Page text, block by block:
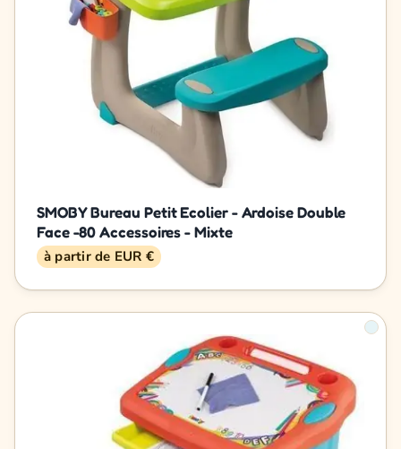
SMOBY Bureau Petit Ecolier - Ardoise Double
Face -80 Accessoires - Mixte
à partir de EUR €